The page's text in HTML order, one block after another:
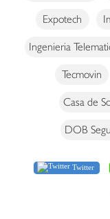
Expotech
Ingenieria
Tecmovin
Casa de
DOB
Twitter